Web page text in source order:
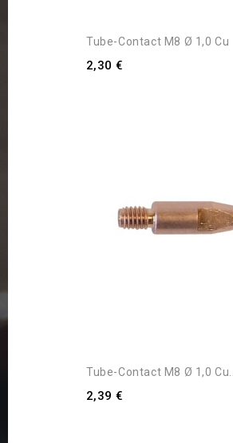
Tube-Contact M8 Ø 1,0 Cu
2,30 €
Tube-Contact M8 Ø 1,0 Cu...
2,39 €